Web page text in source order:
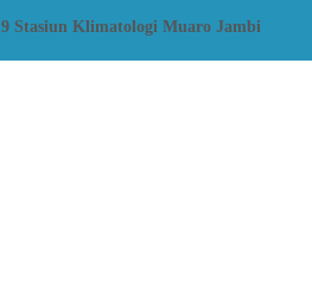
Stasiun Klimatologi Muaro Jambi